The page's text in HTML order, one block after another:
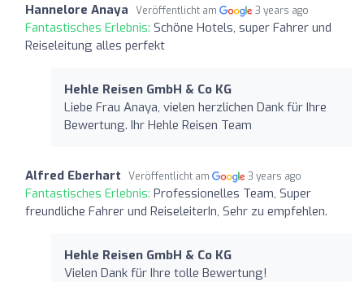
Hannelore Anaya Veröffentlicht am 3 years ago
Fantastisches Erlebnis: Schöne Hotels, super Fahrer und
Reiseleitung alles perfekt
Hehle Reisen GmbH & Co KG
Liebe Frau Anaya, vielen herzlichen Dank für Ihre
Bewertung. Ihr Hehle Reisen Team
Alfred Eberhart Veröffentlicht am 3 years ago
Fantastisches Erlebnis: Professionelles Team, Super
freundliche Fahrer und ReiseleiterIn, Sehr zu empfehlen.
Hehle Reisen GmbH & Co KG
Vielen Dank für Ihre tolle Bewertung!